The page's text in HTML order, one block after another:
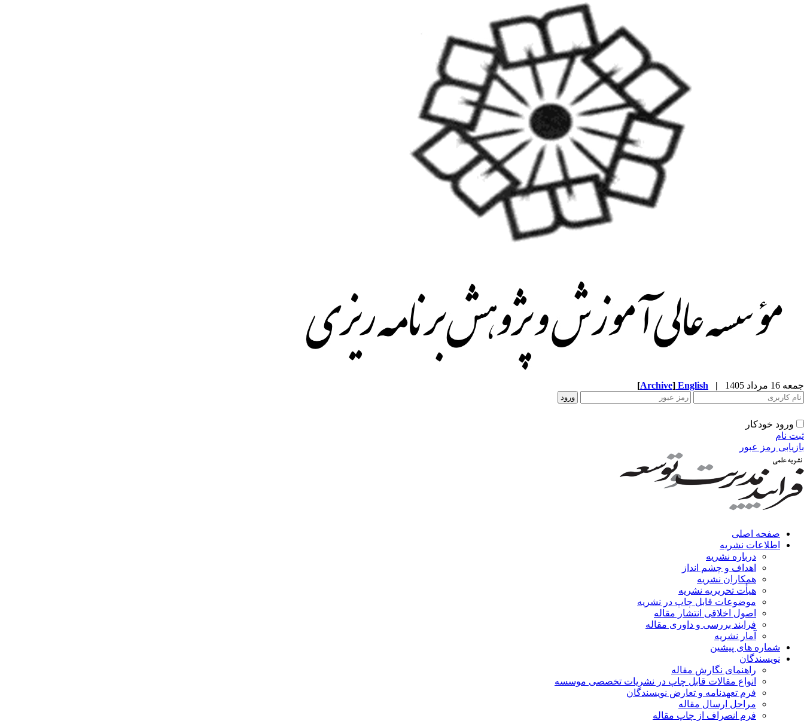
جمعه 16 مرداد 1405 |
English
[Archive]
ورود خودکار
ثبت نام
بازیابی رمز عبور
صفحه اصلی
اطلاعات نشریه
درباره نشریه
اهداف و چشم انداز
همکاران نشریه
هیأت تحریریه نشریه
موضوعات قابل چاپ در نشریه
اصول اخلاقی انتشار مقاله
فرایند بررسی و داوری مقاله
آمار نشریه
شماره های پیشین
نویسندگان
راهنمای نگارش مقاله
انواع مقالات قابل چاپ در نشریات تخصصی موسسه
فرم تعهدنامه و تعارض نویسندگان
مراحل ارسال مقاله
فرم انصراف از چاپ مقاله